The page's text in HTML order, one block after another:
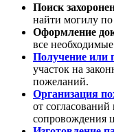
Поиск
найти могилу
Оформление
все
Получение или
участок на
пожеланий.
Организация
от
сопровождения